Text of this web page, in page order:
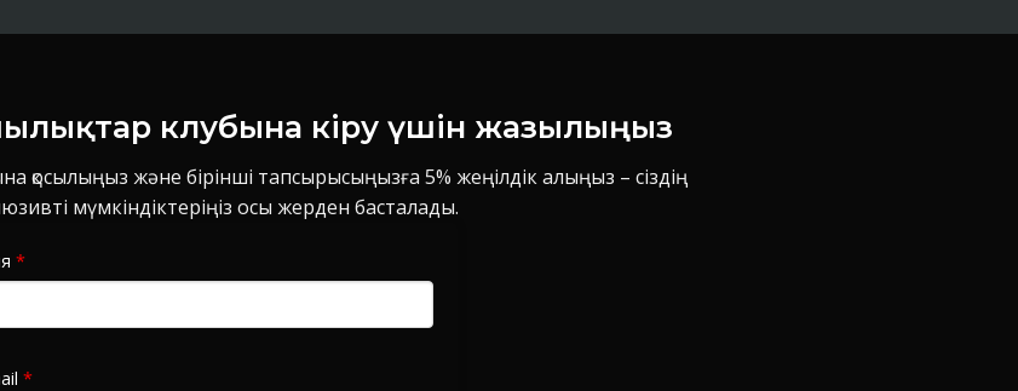
клубына кіру үшін жазылыңыз
қосылыңыз және бірінші тапсырысыңызға 5% жеңілдік алыңыз – сіздің
мүмкіндіктеріңіз осы жерден басталады.
*
*